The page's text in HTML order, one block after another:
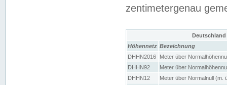
zentimetergenau
Höhennetz Bezeichnung
DHHN2016
Meter über
DHHN92
Meter über
DHHN12
Meter über Normalnull (m.